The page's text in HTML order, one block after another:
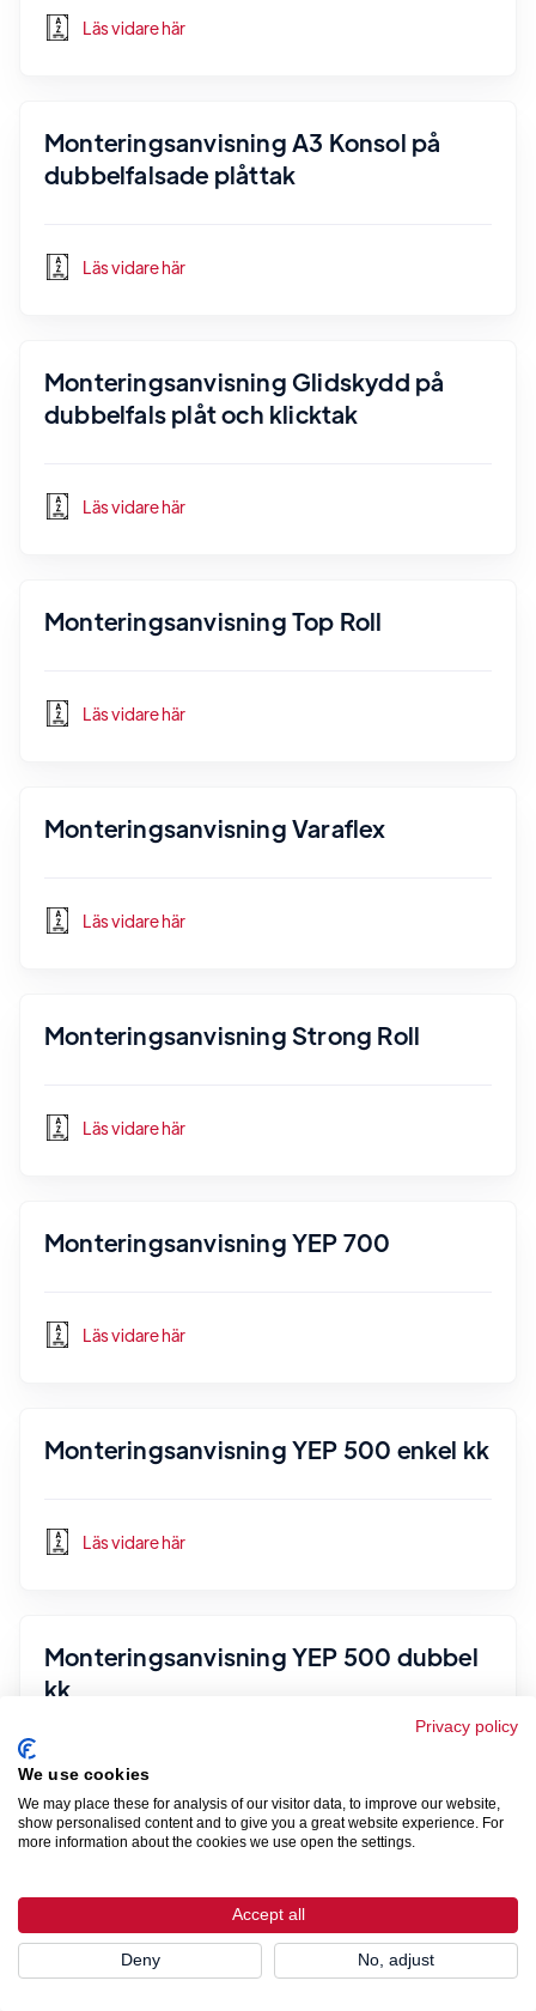
Läs vidare här
Monteringsanvisning A3 Konsol på
dubbelfalsade plåttak
Läs vidare här
Monteringsanvisning Glidskydd på
dubbelfals plåt och klicktak
Läs vidare här
Monteringsanvisning Top Roll
Läs vidare här
Monteringsanvisning Varaflex
Läs vidare här
Monteringsanvisning Strong Roll
Läs vidare här
Monteringsanvisning YEP 700
Läs vidare här
Monteringsanvisning YEP 500 enkel kk
Läs vidare här
Monteringsanvisning YEP 500 dubbel
kk
Läs vidare här
Monteringsanvisning YAP 500
Privacy policy
We use cookies
We may place these for analysis of our visitor data, to improve our website,
show personalised content and to give you a great website experience. For
more information about the cookies we use open the settings.
Accept all
Deny No, adjust